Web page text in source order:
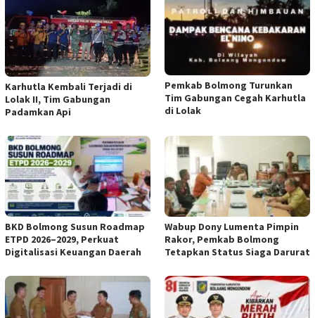
Karhutla Kembali Terjadi di
Lolak II, Tim Gabungan
Padamkan Api
Pemkab Bolmong Turunkan
Tim Gabungan Cegah Karhutla
di Lolak
BKD Bolmong Susun Roadmap
ETPD 2026–2029, Perkuat
Digitalisasi Keuangan Daerah
Wabup Dony Lumenta Pimpin
Rakor, Pemkab Bolmong
Tetapkan Status Siaga Darurat